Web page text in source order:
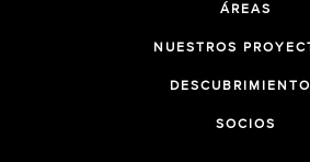
ÁREAS
NUESTROS
SOCIOS